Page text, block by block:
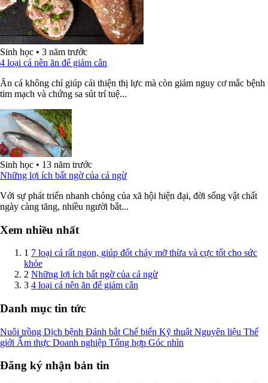
Sinh học • 3 năm trước
4 loại cá nên ăn để giảm cân
Ăn cá không chỉ giúp cải thiện thị lực mà còn giảm nguy cơ mắc bệnh
tim mạch và chứng sa sút trí tuệ...
Sinh học • 13 năm trước
Những lợi ích bất ngờ của cá ngừ
Với sự phát triển nhanh chóng của xã hội hiện đại, đời sống vật chất
ngày càng tăng, nhiều người bắt...
Xem nhiều nhất
1 7 loại cá rất ngon, giúp đốt cháy mỡ thừa và cực tốt cho sức
khỏe
2 Những lợi ích bất ngờ của cá ngừ
3 4 loại cá nên ăn để giảm cân
Danh mục tin tức
Nuôi trồng Dịch bệnh Đánh bắt Chế biến Kỹ thuật Nguyên liệu Thế
giới Ẩm thực Doanh nghiệp Tổng hợp Góc nhìn
Đăng ký nhận bản tin